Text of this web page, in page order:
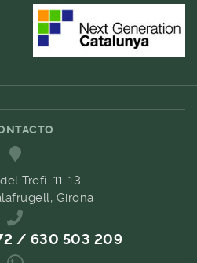
Trefí. 11-13
Girona
/ 630 503 209